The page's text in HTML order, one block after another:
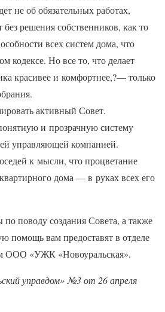
не об обязательных работах,
решения собственников, как то
всех систем дома, что
кодексе. Но все то, что делает
красивее и комфортнее,?— только
активный Совет.
и прозрачную систему
управляющей компанией.
к мысли, что процветание
дома — в руках всех его
поводу создания Совета, а также
помощь вам предоставят в отделе
ООО «УЖК «Новоуральская».
управдом» №3 от 26 апреля